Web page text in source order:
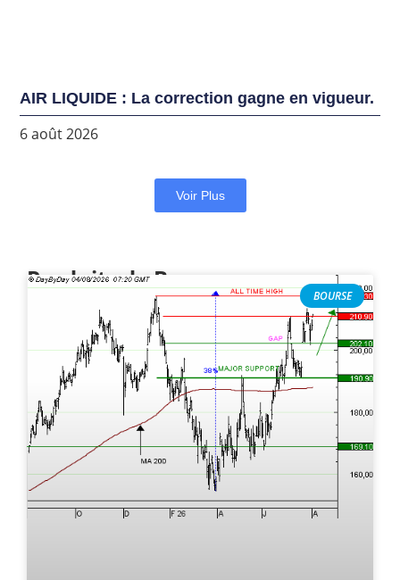
AIR LIQUIDE : La correction gagne en vigueur.
6 août 2026
Voir Plus
Produits de Bourse
BOURSE